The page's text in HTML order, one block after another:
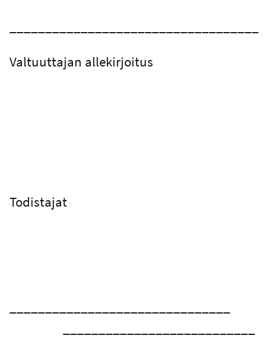
Valtuuttajan allekirjoitus
Todistajat